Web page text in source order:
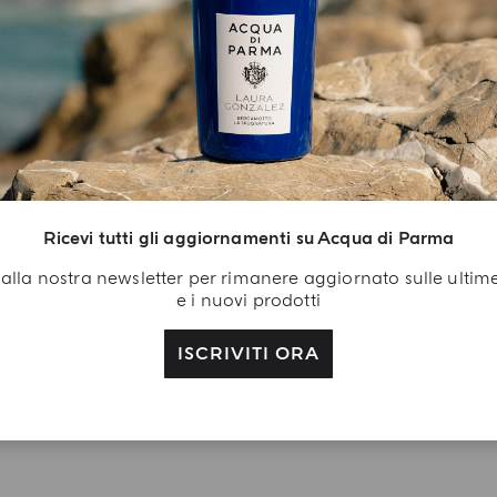
Ricevi tutti gli aggiornamenti su Acqua di Parma
nostra newsletter per rimanere aggiornato sulle
e i nuovi prodotti
ISCRIVITI ORA
L'ARTE DEL REGALO
Di
Acqua di Parma
in regalo con il